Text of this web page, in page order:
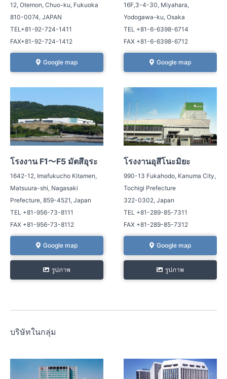
12, Otemon, Chuo-ku, Fukuoka
810-0074, JAPAN
TEL+81-92-724-1411
FAX+81-92-724-1412
Google map
16F,3-4-30, Miyahara,
Yodogawa-ku, Osaka
TEL +81-6-6398-6714
FAX +81-6-6398-6712
Google map
โรงงาน F1～F5 มัตสึอุระ
1642-12, Imafukucho Kitamen,
Matsuura-shi, Nagasaki
Prefecture, 859-4521, Japan
TEL +81-956-73-8111
FAX +81-956-73-8112
Google map
รูปภาพ
โรงงานอุสึโนะมิยะ
990-13 Fukahodo, Kanuma City,
Tochigi Prefecture
322-0302, Japan
TEL +81-289-85-7311
FAX +81-289-85-7312
Google map
รูปภาพ
บริษัทในกลุ่ม